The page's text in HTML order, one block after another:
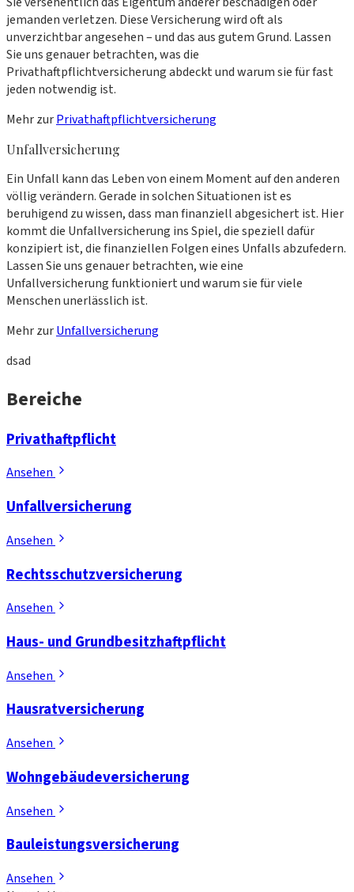
jemanden verletzen. Diese Versicherung wird oft als
unverzichtbar angesehen – und das aus gutem Grund. Lassen
Sie uns genauer betrachten, was die
Privathaftpflichtversicherung abdeckt und warum sie für fast
jeden notwendig ist.
Mehr zurPrivathaftpflichtversicherung
Unfallversicherung
Ein Unfall kann das Leben von einem Moment auf den anderen
völlig verändern. Gerade in solchen Situationen ist es
beruhigend zu wissen, dass man finanziell abgesichert ist. Hier
kommt die Unfallversicherung ins Spiel, die speziell dafür
konzipiert ist, die finanziellen Folgen eines Unfalls abzufedern.
Lassen Sie uns genauer betrachten, wie eine
Unfallversicherung funktioniert und warum sie für viele
Menschen unerlässlich ist.
Mehr zurUnfallversicherung
dsad
Bereiche
Privathaftpflicht
Ansehen
Unfallversicherung
Ansehen
Rechtsschutzversicherung
Ansehen
Haus- und Grundbesitzhaftpflicht
Ansehen
Hausratversicherung
Ansehen
Wohngebäudeversicherung
Ansehen
Bauleistungsversicherung
Ansehen